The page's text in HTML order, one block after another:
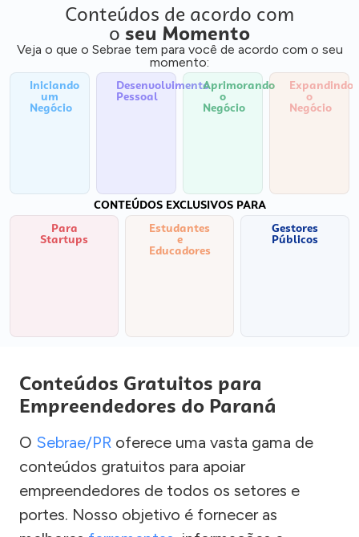
Conteúdos de acordo com
o seu Momento
Veja o que o Sebrae tem para você de acordo com o seu
momento:
Iniciando
um
Negócio
Desenvolvimento
Pessoal
Aprimorando
o
Negócio
Expandindo
o
Negócio
CONTEÚDOS EXCLUSIVOS PARA
Para
Startups
Estudantes
e
Educadores
Gestores
Públicos
Conteúdos Gratuitos para
Empreendedores do Paraná
O Sebrae/PR oferece uma vasta gama de
conteúdos gratuitos para apoiar
empreendedores de todos os setores e
portes. Nosso objetivo é fornecer as